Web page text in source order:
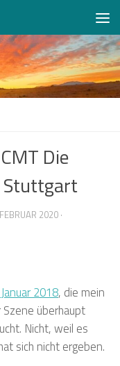
Die
Stuttgart
2020·
2018, die mein
überhaupt
Nicht, weil es
sich nicht ergeben.